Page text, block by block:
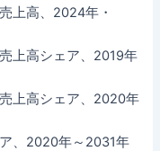
上高、2024年・
上高シェア、2019年
上高シェア、2020年
、2020年～2031年